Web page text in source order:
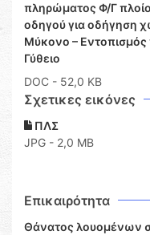
πληρώματος Φ/Γ
οδηγού για οδήγηση
Μύκονο –
Γύθειο
DOC - 52,0 KB
Σχετικες εικόνες
ΠΛΣ
JPG - 2,0 MB
Επικαιρότητα
Θάνατος λουομένων